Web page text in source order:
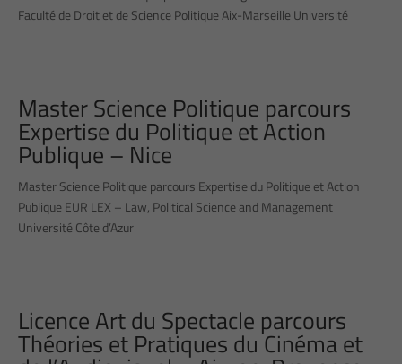
Faculté de Droit et de Science Politique Aix-Marseille Université
Master Science Politique parcours
Expertise du Politique et Action
Publique – Nice
Master Science Politique parcours Expertise du Politique et Action
Publique EUR LEX – Law, Political Science and Management
Université Côte d’Azur
Licence Art du Spectacle parcours
Théories et Pratiques du Cinéma et